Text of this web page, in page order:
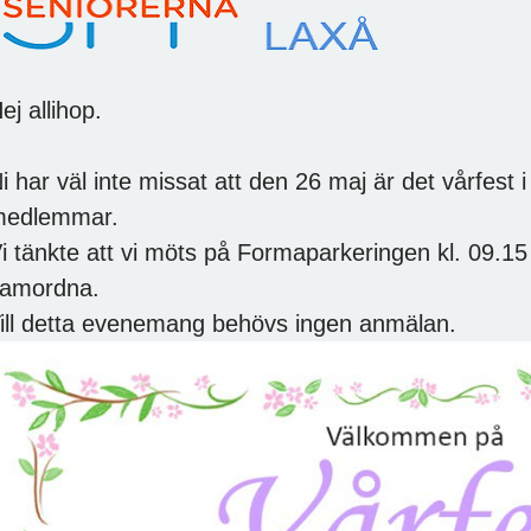
allihop.
har väl inte missat att den 26 maj är det vårfest
tänkte att vi möts på Formaparkeringen kl.
detta evenemang behövs ingen anmälan.